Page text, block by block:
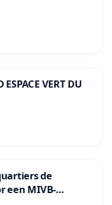
VERT DU
de
een MIVB-